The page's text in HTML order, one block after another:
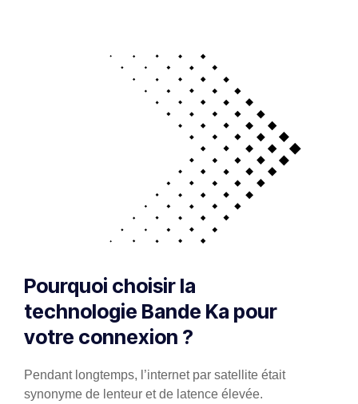
Pourquoi choisir la
technologie Bande Ka pour
votre connexion ?
Pendant longtemps, l’internet par satellite était
synonyme de lenteur et de latence élevée.